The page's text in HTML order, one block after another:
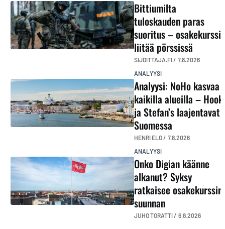
Bittiumilta
tuloskauden paras
suoritus – osakekurssi
liitää pörssissä
SIJOITTAJA.FI / 7.8.2026
ANALYYSI
Analyysi: NoHo kasvaa
kaikilla alueilla – Hook
ja Stefan’s laajentavat
Suomessa
HENRI ELO / 7.8.2026
ANALYYSI
Onko Digian käänne
alkanut? Syksy
ratkaisee osakekurssin
suunnan
JUHO TORATTI / 6.8.2026